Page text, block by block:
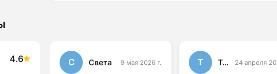
4.6 С Света 9 мая 2026 г. Т Тома 24 апреля